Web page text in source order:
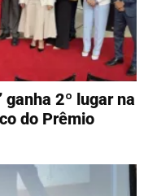
ganha 2º lugar na
do Prêmio